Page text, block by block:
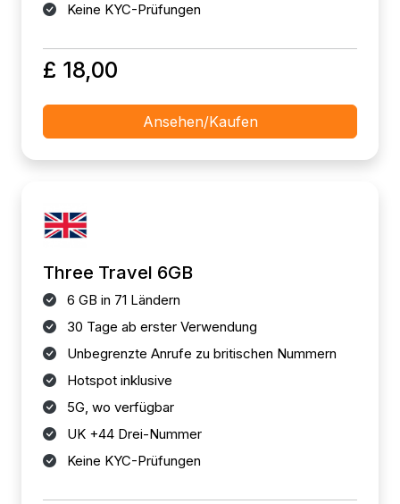
Keine KYC-Prüfungen
£ 18,00
Ansehen/Kaufen
Three Travel 6GB
6 GB in 71 Ländern
30 Tage ab erster Verwendung
Unbegrenzte Anrufe zu britischen Nummern
Hotspot inklusive
5G, wo verfügbar
UK +44 Drei-Nummer
Keine KYC-Prüfungen